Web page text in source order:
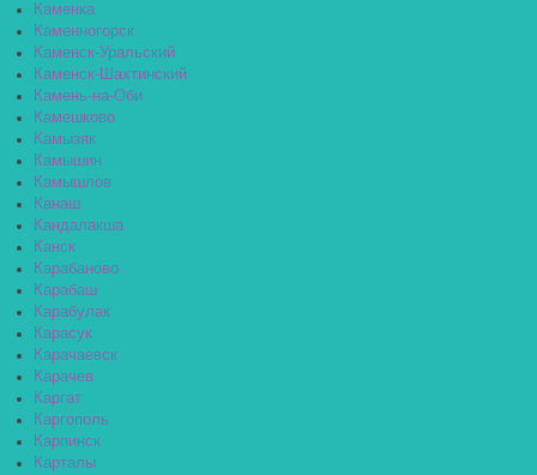
Каменка
Каменногорск
Каменск-Уральский
Каменск-Шахтинский
Камень-на-Оби
Камешково
Камызяк
Камышин
Камышлов
Канаш
Кандалакша
Канск
Карабаново
Карабаш
Карабулак
Карасук
Карачаевск
Карачев
Каргат
Каргополь
Карпинск
Карталы